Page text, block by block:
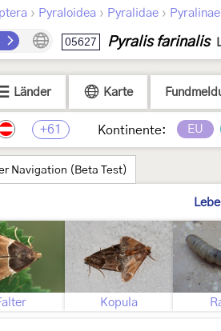
› Pyraloidea › Pyralidae › Pyralinae
05627 Pyralis farinalis
Länder Karte
+61 Kontinente: EU
Navigation (Beta Test)
Kopula